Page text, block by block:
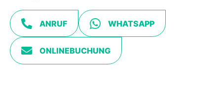
ANRUF WHATSAPP
ONLINEBUCHUNG